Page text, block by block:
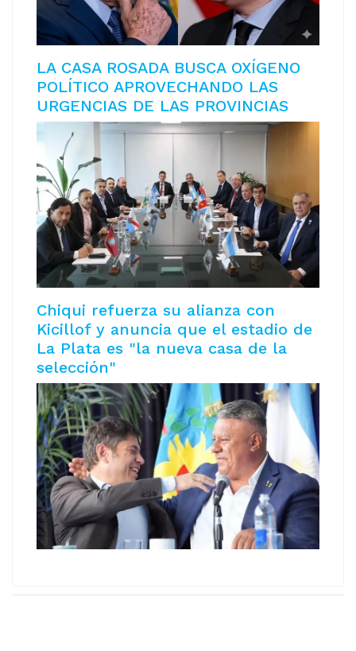
LA CASA ROSADA BUSCA OXÍGENO
POLÍTICO APROVECHANDO LAS
URGENCIAS DE LAS PROVINCIAS
Chiqui refuerza su alianza con
Kicillof y anuncia que el estadio de
La Plata es "la nueva casa de la
selección"